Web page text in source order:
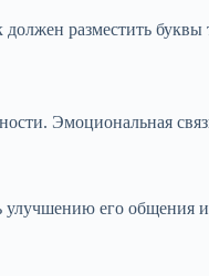
разместить
Эмоциональная
его